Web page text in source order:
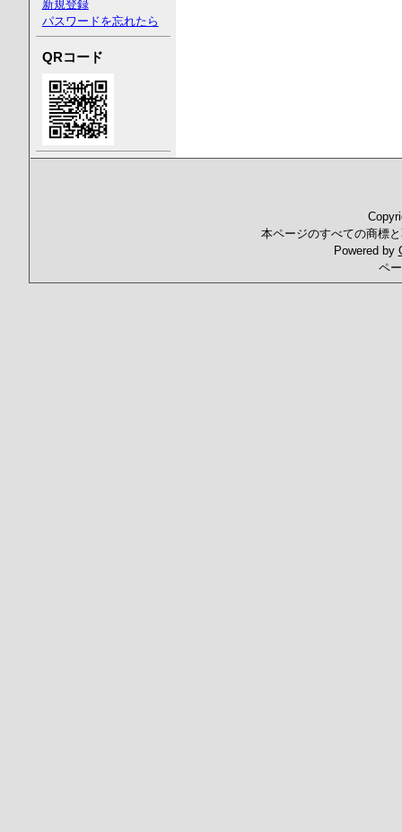
新規登録
パスワードを忘れたら
QRコード
本ページのすべての商標
Powered by
ペ